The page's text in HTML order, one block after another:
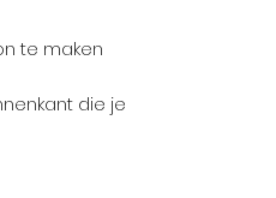
te maken
die je